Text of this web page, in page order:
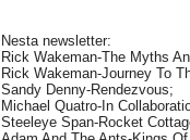
Nesta newsletter:
Rick Wakeman-The Myths
Rick Wakeman-Journey To
Sandy Denny-Rendezvous;
Michael Quatro-In
Steeleye Span-Rocket